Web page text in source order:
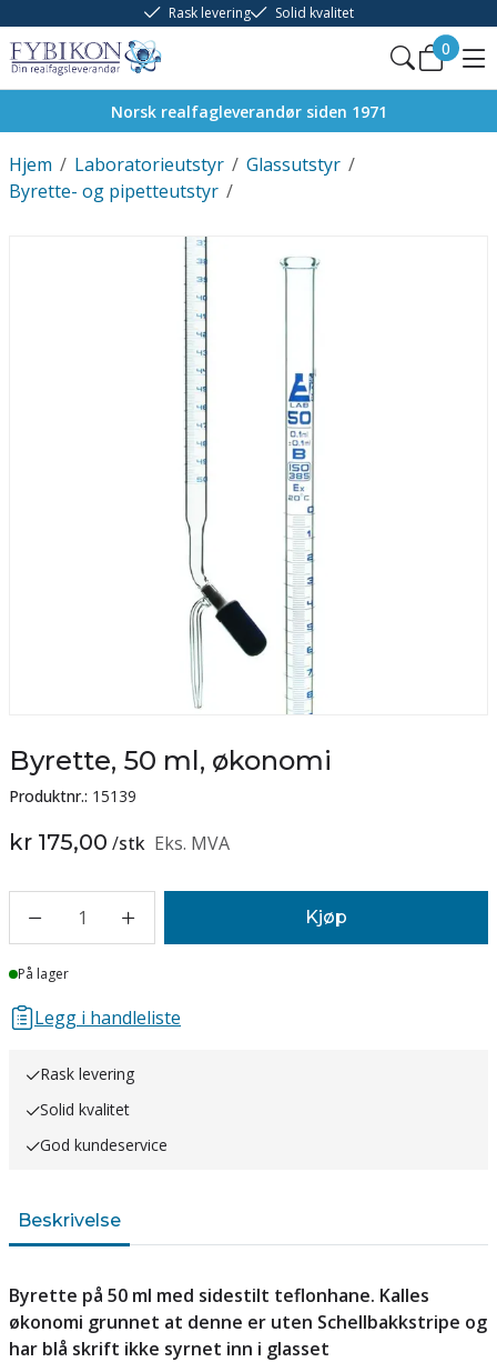
Rask levering Solid kvalitet
0
Norsk realfagleverandør siden 1971
/
Hjem /
Laboratorieutstyr /
Glassutstyr
/
Byrette- og pipetteutstyr
Byrette, 50 ml, økonomi
Produktnr.: 15139
kr 175,00 /stk Eks. MVA
1 Kjøp
Lager
På lager
Legg i handleliste
Rask levering
Solid kvalitet
God kundeservice
Beskrivelse
Byrette på 50 ml med sidestilt teflonhane. Kalles
økonomi grunnet at denne er uten Schellbakkstripe og
har blå skrift ikke syrnet inn i glasset